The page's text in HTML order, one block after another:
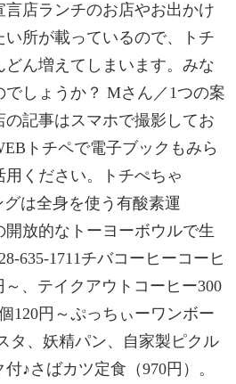
店ランチのお店やお出かけ
所が載っているので、トチ
ん増えてしまいます。みな
でしょうか？ Mさん／1つの案
の記事はスマホで撮影してお
トチペで電子ブックもみら
ください。トチぺちゃ
グは全身を使う有酸素運
放的なトーヨーボウルで生
635-1711チバコーヒーコーヒ
、テイクアウトコーヒー300
120円～ぷっちぃーワンボー
タ、妖精パン、自家製ピクル
♪さばカツ定食（970円）。